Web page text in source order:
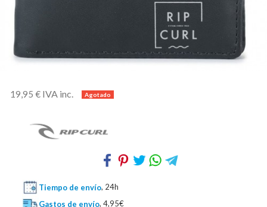
19,95 € IVA inc.
Tiempo de envío, 24h
Gastos de envío, 4,95€